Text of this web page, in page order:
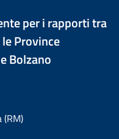
per i rapporti tra
Province
Bolzano